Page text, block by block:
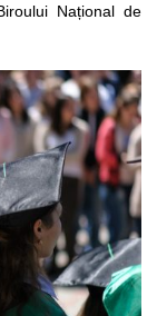
Național de